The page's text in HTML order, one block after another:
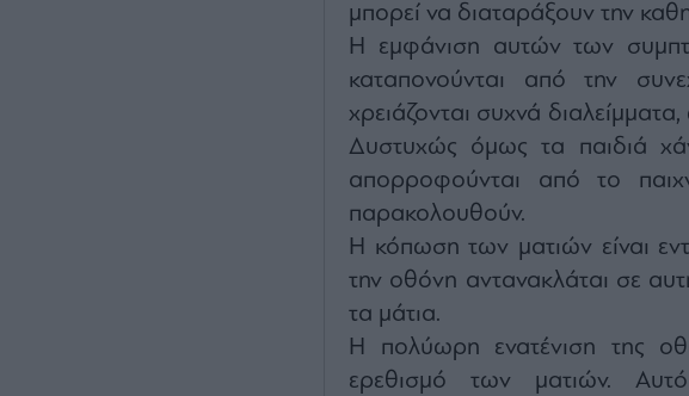
μπορεί να διαταράξουν την
Η εμφάνιση αυτών των
καταπονούνται από την
χρειάζονται συχνά
Δυστυχώς όμως τα παιδιά
απορροφούνται από το
παρακολουθούν.
Η κόπωση των ματιών είναι
την οθόνη αντανακλάται σε
τα μάτια.
Η πολύωρη ενατένιση της
ερεθισμό των ματιών.